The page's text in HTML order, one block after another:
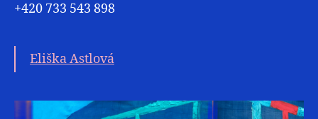
+420 733 543 898
Eliška Astlová